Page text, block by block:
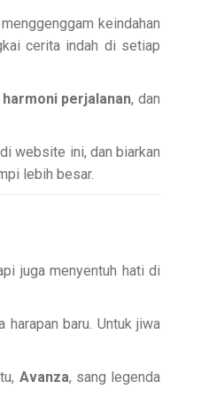
keindahan
cerita indah di setiap
perjalanan, dan
website ini, dan biarkan
lebih besar.
juga menyentuh hati di
baru. Untuk jiwa
Avanza, sang legenda